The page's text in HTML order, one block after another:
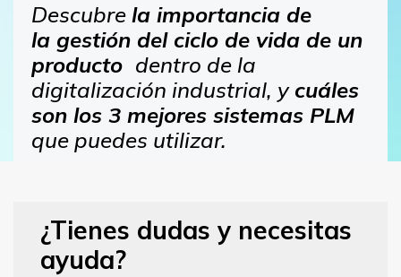
Descubre la importancia de
la gestión del ciclo de vida de un
producto dentro de la
digitalización industrial, y cuáles
son los 3 mejores sistemas PLM
que puedes utilizar.
¿Tienes dudas y necesitas
ayuda?